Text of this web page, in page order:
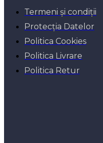
Termeni și condiții
Protecția Datelor
Politica Cookies
Politica Livrare
Politica Retur